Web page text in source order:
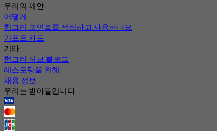
우리의 제안
어떻게
헝그리 포인트를 적립하고 사용하나요
기프트 카드
기타
헝그리 허브 블로그
레스토랑을 위해
채용 정보
우리는 받아들입니다